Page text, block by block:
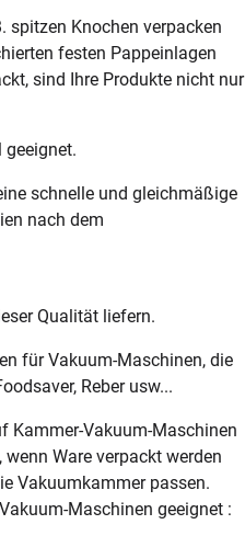
spitzen Knochen verpacken
festen Pappeinlagen
sind Ihre Produkte nicht nur
schnelle und gleichmäßige
nach dem
Qualität liefern.
für Vakuum-Maschinen, die
Reber usw...
Kammer-Vakuum-Maschinen
Ware verpackt werden
Vakuumkammer passen.
Maschinen geeignet :